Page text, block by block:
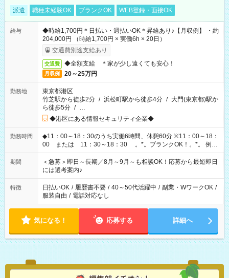
派遣 職種未経験OK ブランクOK WEB登録・面接OK
給与
◆時給1,700円＊日払い・週払いOK＊昇給あり♪【月収例】 ・約
204,000円 （時給1,700円 × 実働6h × 20日）
交通費別途支給あり
交通費 ◆全額支給 ＊家が少し遠くても安心！
月収例 20～25万円
勤務地
東京都港区
竹芝駅から徒歩2分 / 浜松町駅から徒歩4分 / 大門(東京都)駅か
ら徒歩5分 / …
◆港区にある情報セキュリティ企業◆
勤務時間
◆11：00～18：30のうち実働6時間、休憩60分 ※11：00～18：
00 または 11：30～18：30 。*。ブランクOK！。*。 例え
ば前職が、 在宅/財団法人/事務/コールセンター/受付/販売/カフェ
スタッフ スイーツ販売/ホテルフロント/化粧品販売/など 様々な
業界から入社して活躍されています♪
期間
＜急募＞即日～長期／8月～9月～も相談OK！応募から最短即日
には選考案内♪
特徴 日払いOK / 履歴書不要 / 40～50代活躍中 / 副業・WワークOK /
服装自由 / 電話対応なし
気になる！ 応募する 詳細へ